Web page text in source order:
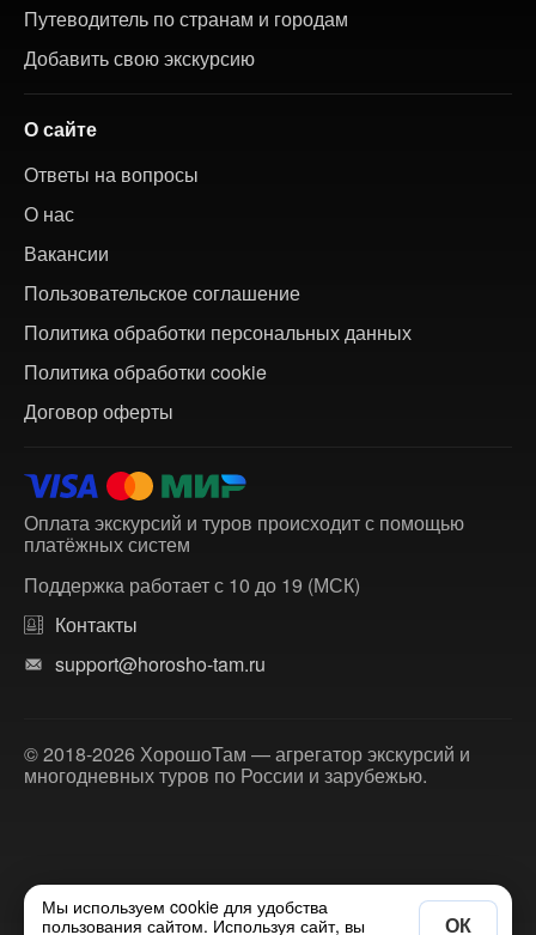
Путеводитель по странам и городам
Добавить свою экскурсию
О сайте
Ответы на вопросы
О нас
Вакансии
Пользовательское соглашение
Политика обработки персональных данных
Политика обработки cookie
Договор оферты
Оплата экскурсий и туров происходит с помощью
платёжных систем
Поддержка работает с 10 до 19 (МСК)
Контакты
support@horosho-tam.ru
© 2018-2026 ХорошоТам — агрегатор экскурсий и
многодневных туров по России и зарубежью.
Мы используем cookie для удобства
пользования сайтом. Используя сайт, вы
ОК